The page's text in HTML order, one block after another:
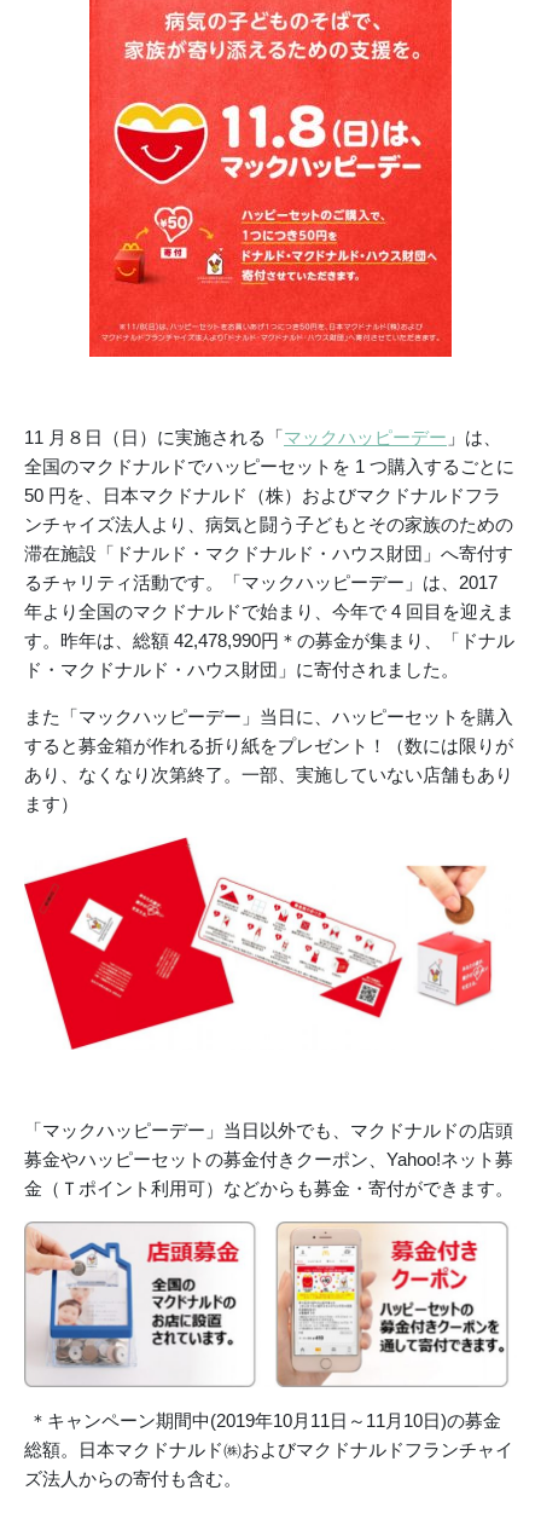
11 月８日（日）に実施される「マックハッピーデー 」は、
全国のマクドナルドでハッピーセットを 1 つ購入するごとに
50 円を、日本マクドナルド（株）およびマクドナルドフラ
ンチャイズ法人より、病気と闘う子どもとその家族のための
滞在施設「ドナルド・マクドナルド・ハウス財団」へ寄付す
るチャリティ活動です。「マックハッピーデー」は、2017
年より全国のマクドナルドで始まり、今年で 4 回目を迎えま
す。昨年は、総額 42,478,990円＊の募金が集まり、「ドナル
ド・マクドナルド・ハウス財団」に寄付されました。
また「マックハッピーデー」当日に、ハッピーセットを購入
すると募金箱が作れる折り紙をプレゼント！（数には限りが
あり、なくなり次第終了。一部、実施していない店舗もあり
ます）
「マックハッピーデー」当日以外でも、マクドナルドの店頭
募金やハッピーセットの募金付きクーポン、Yahoo!ネット募
金（Ｔポイント利用可）などからも募金・寄付ができます。
＊キャンペーン期間中(2019年10月11日～11月10日)の募金
総額。日本マクドナルド㈱およびマクドナルドフランチャイ
ズ法人からの寄付も含む。